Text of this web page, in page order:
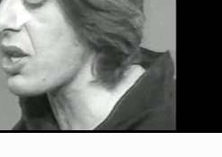
Play
Video